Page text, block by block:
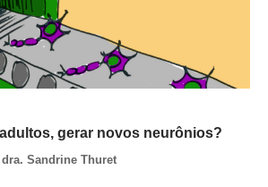
gerar novos neurônios?
Sandrine Thuret